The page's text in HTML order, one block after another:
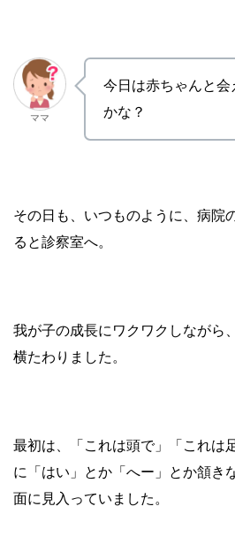
ママ
今日は赤ちゃんと会
かな？
その日も、いつものように、病院
ると診察室へ。
我が子の成長にワクワクしながら
横たわりました。
最初は、「これは頭で」「これは
に「はい」とか「へー」とか頷き
面に見入っていました。